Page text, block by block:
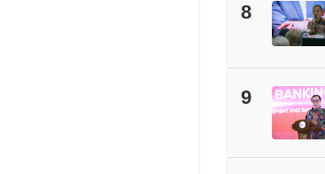
8
9